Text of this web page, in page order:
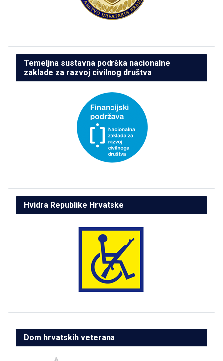
Temeljna sustavna podrška nacionalne
zaklade za razvoj civilnog društva
Hvidra Republike Hrvatske
Dom hrvatskih veterana